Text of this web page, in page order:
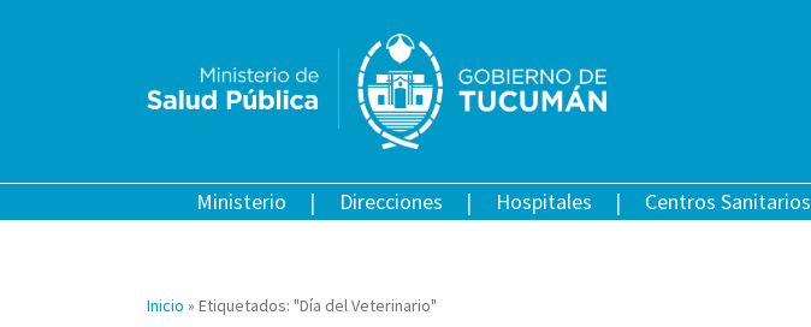
Ministerio Direcciones Hospitales Centros Sanitarios
Inicio » Etiquetados: "Día del Veterinario"